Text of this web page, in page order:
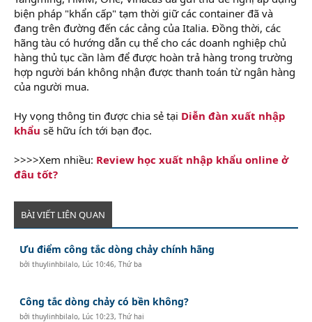
biện pháp "khẩn cấp" tạm thời giữ các container đã và
đang trên đường đến các cảng của Italia. Đồng thời, các
hãng tàu có hướng dẫn cụ thể cho các doanh nghiệp chủ
hàng thủ tục cần làm để được hoàn trả hàng trong trường
hợp người bán không nhận được thanh toán từ ngân hàng
của người mua.
Hy vọng thông tin được chia sẻ tại Diễn đàn xuất nhập
khẩu sẽ hữu ích tới bạn đọc.
>>>>Xem nhiều: Review học xuất nhập khẩu online ở
đâu tốt?
BÀI VIẾT LIÊN QUAN
Ưu điểm công tắc dòng chảy chính hãng
bởithuylinhbilalo, Lúc 10:46, Thứ ba
Công tắc dòng chảy có bền không?
bởithuylinhbilalo, Lúc 10:23, Thứ hai